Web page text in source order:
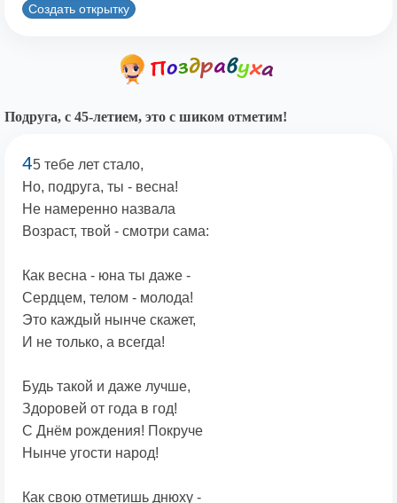
Создать открытку
Подруга, с 45-летием, это с шиком отметим!
45 тебе лет стало,
Но, подруга, ты - весна!
Не намеренно назвала
Возраст, твой - смотри сама:
Как весна - юна ты даже -
Сердцем, телом - молода!
Это каждый нынче скажет,
И не только, а всегда!
Будь такой и даже лучше,
Здоровей от года в год!
С Днём рождения! Покруче
Нынче угости народ!
Как свою отметишь днюху -